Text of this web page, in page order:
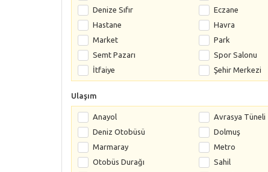
Denize Sıfır
Eczane
Hastane
Havra
Market
Park
Semt Pazarı
Spor Salonu
İtfaiye
Şehir Merkezi
Ulaşım
Anayol Avrasya Tüneli
Deniz Otobüsü
Dolmuş
Marmaray
Metro
Otobüs Durağı
Sahil